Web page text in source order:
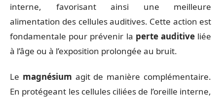
interne, favorisant ainsi une meilleure
alimentation des cellules auditives. Cette action est
fondamentale pour prévenir la perte auditiveliée
à l’âge ou à l’exposition prolongée au bruit.
Le magnésium agit de manière complémentaire.
En protégeant les cellules ciliées de l’oreille interne,